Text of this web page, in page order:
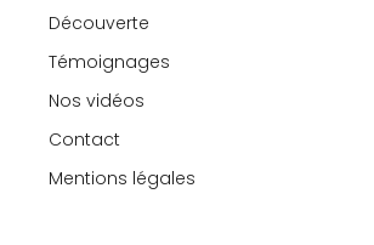
Découverte
Témoignages
Nos vidéos
Contact
Mentions légales